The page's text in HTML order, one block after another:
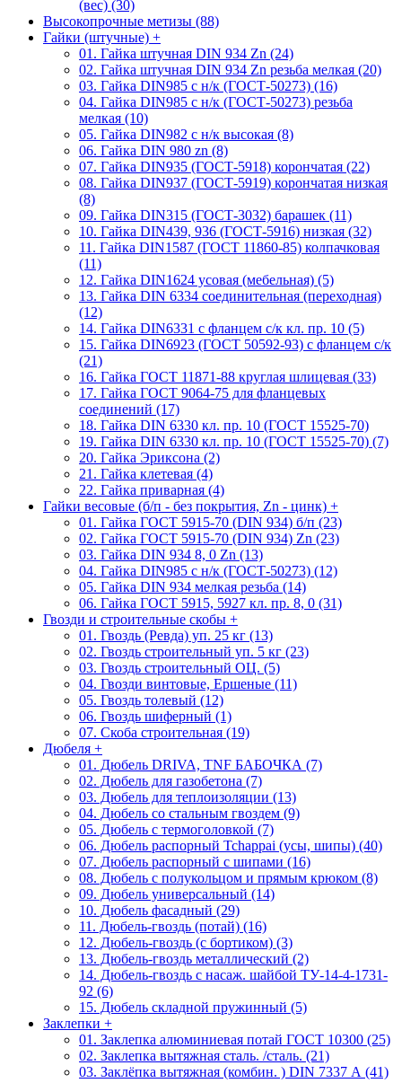
(вес) (30)
Высокопрочные метизы (88)
Гайки (штучные) +
01. Гайка штучная DIN 934 Zn (24)
02. Гайка штучная DIN 934 Zn резьба мелкая (20)
03. Гайка DIN985 с н/к (ГОСТ-50273) (16)
04. Гайка DIN985 с н/к (ГОСТ-50273) резьба
мелкая (10)
05. Гайка DIN982 с н/к высокая (8)
06. Гайка DIN 980 zn (8)
07. Гайка DIN935 (ГОСТ-5918) корончатая (22)
08. Гайка DIN937 (ГОСТ-5919) корончатая низкая
(8)
09. Гайка DIN315 (ГОСТ-3032) барашек (11)
10. Гайка DIN439, 936 (ГОСТ-5916) низкая (32)
11. Гайка DIN1587 (ГОСТ 11860-85) колпачковая
(11)
12. Гайка DIN1624 усовая (мебельная) (5)
13. Гайка DIN 6334 соединительная (переходная)
(12)
14. Гайка DIN6331 с фланцем с/к кл. пр. 10 (5)
15. Гайка DIN6923 (ГОСТ 50592-93) с фланцем с/к
(21)
16. Гайка ГОСТ 11871-88 круглая шлицевая (33)
17. Гайка ГОСТ 9064-75 для фланцевых
соединений (17)
18. Гайка DIN 6330 кл. пр. 10 (ГОСТ 15525-70)
19. Гайка DIN 6330 кл. пр. 10 (ГОСТ 15525-70) (7)
20. Гайка Эриксона (2)
21. Гайка клетевая (4)
22. Гайка приварная (4)
Гайки весовые (б/п - без покрытия, Zn - цинк) +
01. Гайка ГОСТ 5915-70 (DIN 934) б/п (23)
02. Гайка ГОСТ 5915-70 (DIN 934) Zn (23)
03. Гайка DIN 934 8, 0 Zn (13)
04. Гайка DIN985 с н/к (ГОСТ-50273) (12)
05. Гайка DIN 934 мелкая резьба (14)
06. Гайка ГОСТ 5915, 5927 кл. пр. 8, 0 (31)
Гвозди и строительные скобы +
01. Гвоздь (Ревда) уп. 25 кг (13)
02. Гвоздь строительный уп. 5 кг (23)
03. Гвоздь строительный ОЦ. (5)
04. Гвозди винтовые, Ершеные (11)
05. Гвоздь толевый (12)
06. Гвоздь шиферный (1)
07. Скоба строительная (19)
Дюбеля +
01. Дюбель DRIVA, TNF БАБОЧКА (7)
02. Дюбель для газобетона (7)
03. Дюбель для теплоизоляции (13)
04. Дюбель со стальным гвоздем (9)
05. Дюбель с термоголовкой (7)
06. Дюбель распорный Tchappai (усы, шипы) (40)
07. Дюбель распорный с шипами (16)
08. Дюбель с полукольцом и прямым крюком (8)
09. Дюбель универсальный (14)
10. Дюбель фасадный (29)
11. Дюбель-гвоздь (потай) (16)
12. Дюбель-гвоздь (с бортиком) (3)
13. Дюбель-гвоздь металлический (2)
14. Дюбель-гвоздь с насаж. шайбой ТУ-14-4-1731-
92 (6)
15. Дюбель складной пружинный (5)
Заклепки +
01. Заклепка алюминиевая потай ГОСТ 10300 (25)
02. Заклепка вытяжная сталь. /сталь. (21)
03. Заклёпка вытяжная (комбин. ) DIN 7337 А (41)